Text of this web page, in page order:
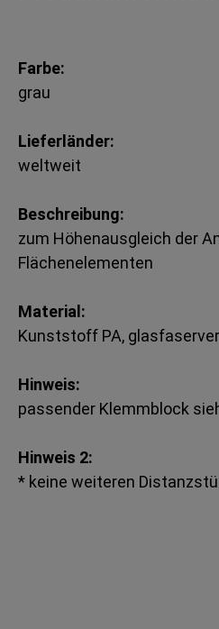
Farbe:
grau
Lieferländer:
weltweit
Beschreibung:
zum Höhenausgleich der
Flächenelementen
Material:
Kunststoff PA,
Hinweis:
passender Klemmblock
Hinweis 2:
* keine weiteren